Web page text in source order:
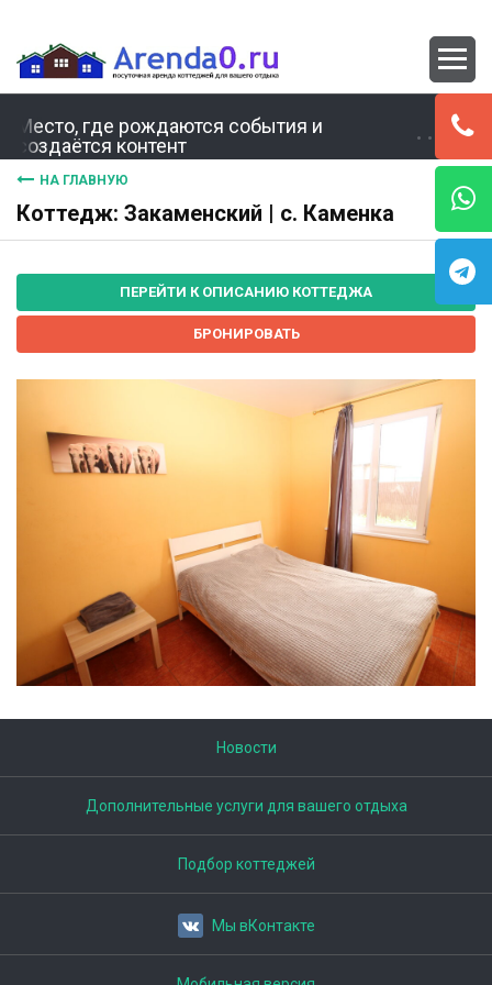
Место, где рождаются события и
создаётся контент
НА ГЛАВНУЮ
Коттедж: Закаменский | с. Каменка
ПЕРЕЙТИ К ОПИСАНИЮ КОТТЕДЖА
БРОНИРОВАТЬ
Новости
Дополнительные услуги для вашего отдыха
Подбор коттеджей
Мы вКонтакте